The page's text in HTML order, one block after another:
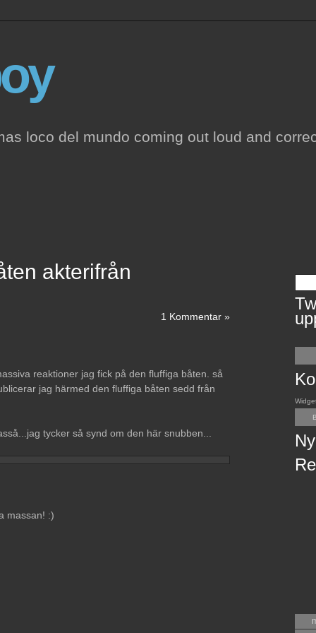
loco del mundo coming out loud and
akterifrån
1 Kommentar »
reaktioner jag fick på den fluffiga båten. så
jag härmed den fluffiga båten sedd från
tycker så synd om den här snubben...
massan! :)